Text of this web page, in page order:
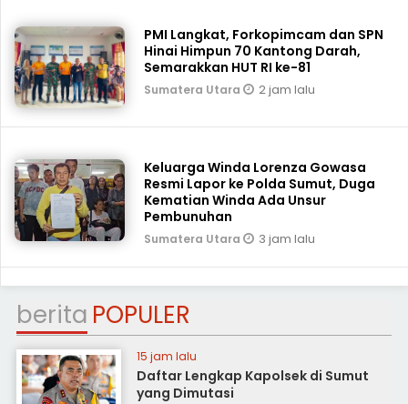
PMI Langkat, Forkopimcam dan SPN
Hinai Himpun 70 Kantong Darah,
Semarakkan HUT RI ke-81
Sumatera Utara 2 jam lalu
Keluarga Winda Lorenza Gowasa
Resmi Lapor ke Polda Sumut, Duga
Kematian Winda Ada Unsur
Pembunuhan
Sumatera Utara 3 jam lalu
berita POPULER
15 jam lalu
Daftar Lengkap Kapolsek di Sumut
yang Dimutasi